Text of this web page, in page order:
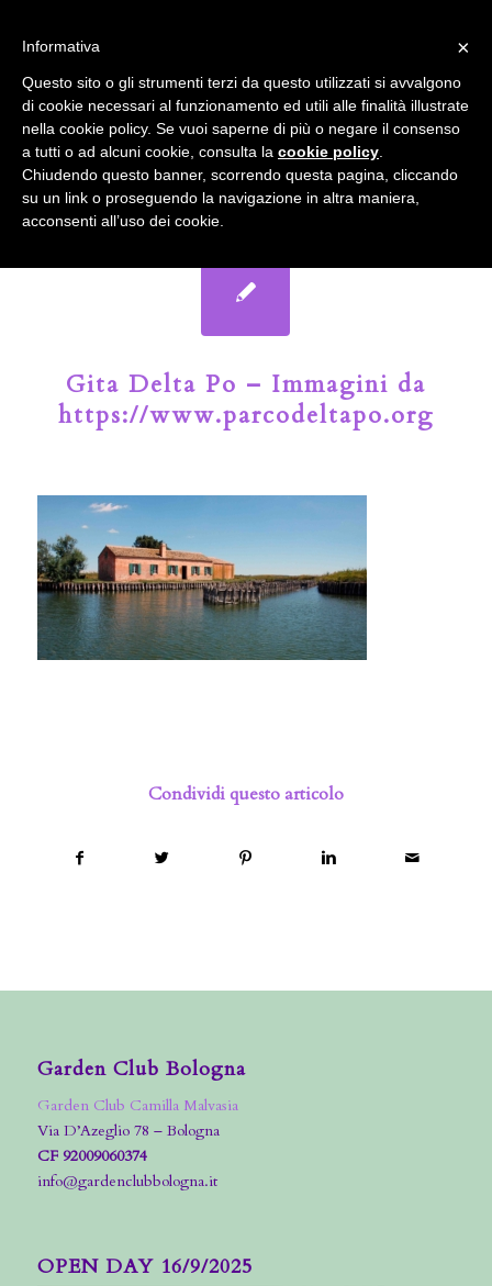
Il Blog del Garden Club di Bologna
Gita Delta Po – Immagini da
https://www.parcodeltapo.org
Condividi questo articolo
Garden Club Bologna
Garden Club Camilla Malvasia
Via D’Azeglio 78 – Bologna
CF 92009060374
info@gardenclubbologna.it
OPEN DAY 16/9/2025
accetta l'uso dei cookies previsto nella pagina dedicata.
Fai clic per abilitare/disabilitare il tracciamento di
Google Analytics.
OK Privacy e cookie policy
×
Informativa
Questo sito o gli strumenti terzi da questo utilizzati si avvalgono
di cookie necessari al funzionamento ed utili alle finalità illustrate
nella cookie policy. Se vuoi saperne di più o negare il consenso
a tutti o ad alcuni cookie, consulta la cookie policy
Chiudendo questo banner, scorrendo questa pagina, cliccando
su un link o proseguendo la navigazione in altra maniera,
acconsenti all’uso dei cookie.